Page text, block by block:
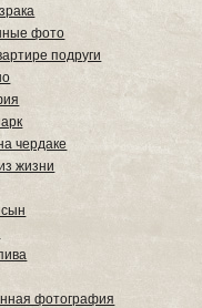
фото
подруги
чердаке
жизни
фотография